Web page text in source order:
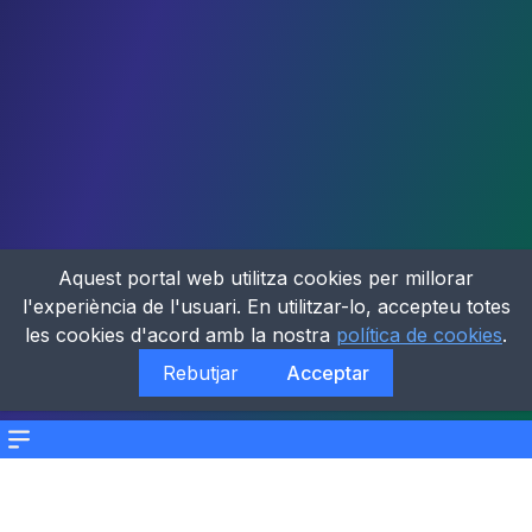
Menu
Aquest portal web utilitza cookies per millorar
l'experiència de l'usuari. En utilitzar-lo, accepteu totes
les cookies d'acord amb la nostra política de cookies.
Rebutjar
Acceptar